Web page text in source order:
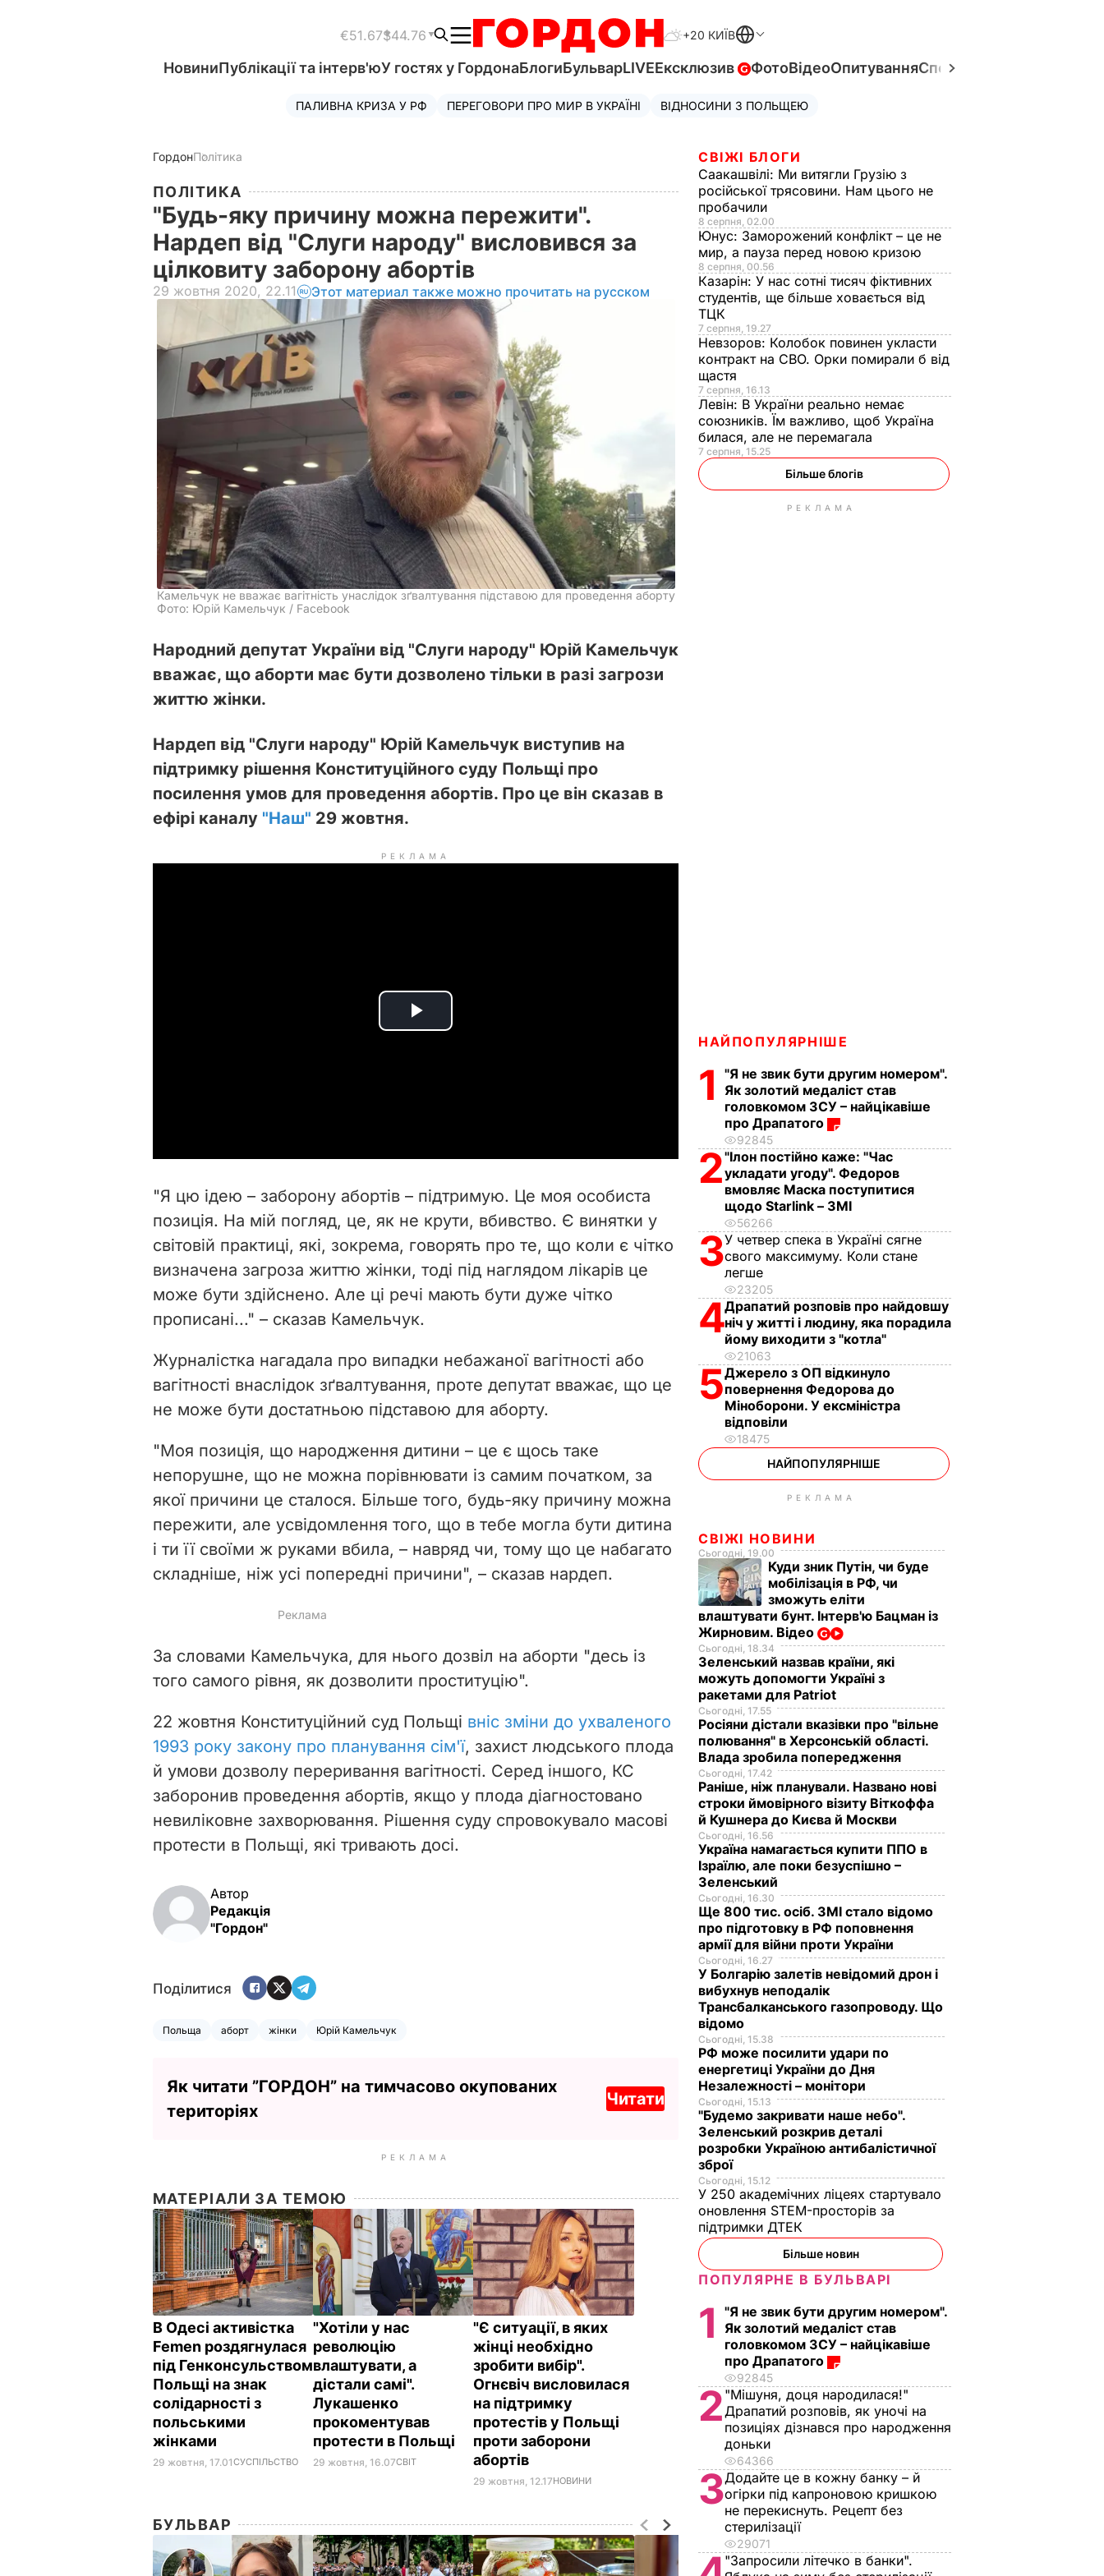
€51.67$44.76 +20 КИЇВ
НовиниПублікації та інтерв'юУ гостях у ГордонаБлогиБульварLIVEЕксклюзив ФотоВідеоОпитуванняСпецпроєкти
ПАЛИВНА КРИЗА У РФ ПЕРЕГОВОРИ ПРО МИР В УКРАЇНІ ВІДНОСИНИ З ПОЛЬЩЕЮ
ГордонПолітика
ПОЛІТИКА
"Будь-яку причину можна пережити".
Нардеп від "Слуги народу" висловився за
цілковиту заборону абортів
29 жовтня 2020, 22.11 Этот материал также можно прочитать на русском
Камельчук не вважає вагітність унаслідок зґвалтування підставою для проведення аборту
Фото: Юрій Камельчук / Facebook
Народний депутат України від "Слуги народу" Юрій Камельчук
вважає, що аборти має бути дозволено тільки в разі загрози
життю жінки.
Нардеп від "Слуги народу" Юрій Камельчук виступив на
підтримку рішення Конституційного суду Польщі про
посилення умов для проведення абортів. Про це він сказав в
ефірі каналу "Наш" 29 жовтня.
РЕКЛАМА
P
i
d
e
o
"Я цю ідею – заборону абортів – підтримую. Це моя особиста
позиція. На мій погляд, це, як не крути, вбивство. Є винятки у
світовій практиці, які, зокрема, говорять про те, що коли є чітко
визначена загроза життю жінки, тоді під наглядом лікарів це
може бути здійснено. Але ці речі мають бути дуже чітко
прописані..." – сказав Камельчук.
Журналістка нагадала про випадки небажаної вагітності або
вагітності внаслідок зґвалтування, проте депутат вважає, що це
не може бути достатньою підставою для аборту.
"Моя позиція, що народження дитини – це є щось таке
непорушне, що не можна порівнювати із самим початком, за
якої причини це сталося. Більше того, будь-яку причину можна
пережити, але усвідомлення того, що в тебе могла бути дитина
і ти її своїми ж руками вбила, – навряд чи, тому що це набагато
складніше, ніж усі попередні причини", – сказав нардеп.
За словами Камельчука, для нього дозвіл на аборти "десь із
того самого рівня, як дозволити проституцію".
22 жовтня Конституційний суд Польщі вніс зміни до ухваленого
1993 року закону про планування сім'ї, захист людського плода
й умови дозволу переривання вагітності. Серед іншого, КС
заборонив проведення абортів, якщо у плода діагностовано
невиліковне захворювання. Рішення суду спровокувало масові
протести в Польщі, які тривають досі.
Автор
Редакція
"Гордон"
Поділитися
Польща аборт жінки Юрій Камельчук
Як читати ”ГОРДОН” на тимчасово окупованих
територіях
Читати
РЕКЛАМА
МАТЕРІАЛИ ЗА ТЕМОЮ
В Одесі активістка
Femen роздягнулася
під Генконсульством
Польщі на знак
солідарності з
польськими
жінками
29 жовтня, 17.01СУСПІЛЬСТВО
"Хотіли у нас
революцію
влаштувати, а
дістали самі".
Лукашенко
прокоментував
протести в Польщі
29 жовтня, 16.07СВІТ
"Є ситуації, в яких
жінці необхідно
зробити вибір".
Огнєвіч висловилася
на підтримку
протестів у Польщі
проти заборони
абортів
29 жовтня, 12.17НОВИНИ
БУЛЬВАР
СВІЖІ БЛОГИ
Саакашвілі: Ми витягли Грузію з
російської трясовини. Нам цього не
пробачили
8 серпня, 02.00
Юнус: Заморожений конфлікт – це не
мир, а пауза перед новою кризою
8 серпня, 00.56
Казарін: У нас сотні тисяч фіктивних
студентів, ще більше ховається від
ТЦК
7 серпня, 19.27
Невзоров: Колобок повинен укласти
контракт на СВО. Орки помирали б від
щастя
7 серпня, 16.13
Левін: В України реально немає
союзників. Їм важливо, щоб Україна
билася, але не перемагала
7 серпня, 15.25
Більше блогів
РЕКЛАМА
НАЙПОПУЛЯРНІШЕ
1
"Я не звик бути другим номером".
Як золотий медаліст став
головкомом ЗСУ – найцікавіше
про Драпатого
92845
2"Ілон постійно каже: "Час
укладати угоду". Федоров
вмовляє Маска поступитися
щодо Starlink – ЗМІ
56266
3У четвер спека в Україні сягне
свого максимуму. Коли стане
легше
23205
4Драпатий розповів про найдовшу
ніч у житті і людину, яка порадила
йому виходити з "котла"
21063
5Джерело з ОП відкинуло
повернення Федорова до
Міноборони. У ексміністра
відповіли
18475
НАЙПОПУЛЯРНІШЕ
РЕКЛАМА
СВІЖІ НОВИНИ
Сьогодні, 19.00
Куди зник Путін, чи буде
мобілізація в РФ, чи
зможуть еліти
влаштувати бунт. Інтерв'ю Бацман із
Жирновим. Відео
Сьогодні, 18.34
Зеленський назвав країни, які
можуть допомогти Україні з
ракетами для Patriot
Сьогодні, 17.55
Росіяни дістали вказівки про "вільне
полювання" в Херсонській області.
Влада зробила попередження
Сьогодні, 17.42
Раніше, ніж планували. Названо нові
строки ймовірного візиту Віткоффа
й Кушнера до Києва й Москви
Сьогодні, 16.56
Україна намагається купити ППО в
Ізраїлю, але поки безуспішно –
Зеленський
Сьогодні, 16.30
Ще 800 тис. осіб. ЗМІ стало відомо
про підготовку в РФ поповнення
армії для війни проти України
Сьогодні, 16.27
У Болгарію залетів невідомий дрон і
вибухнув неподалік
Трансбалканського газопроводу. Що
відомо
Сьогодні, 15.38
РФ може посилити удари по
енергетиці України до Дня
Незалежності – монітори
Сьогодні, 15.13
"Будемо закривати наше небо".
Зеленський розкрив деталі
розробки Україною антибалістичної
зброї
Сьогодні, 15.12
У 250 академічних ліцеях стартувало
оновлення STEM-просторів за
підтримки ДТЕК​
Більше новин
ПОПУЛЯРНЕ В БУЛЬВАРІ
1
"Я не звик бути другим номером".
Як золотий медаліст став
головкомом ЗСУ – найцікавіше
про Драпатого
92845
2 "Мішуня, доця народилася!"
Драпатий розповів, як уночі на
позиціях дізнався про народження
доньки
64366
3Додайте це в кожну банку – й
огірки під капроновою кришкою
не перекиснуть. Рецепт без
стерилізації
29071
"Запросили літечко в банки".